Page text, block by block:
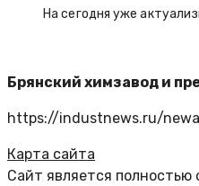
На сегодня уже
Брянский химзавод и
https://industnews.ru/
Карта сайта
Сайт является полностью